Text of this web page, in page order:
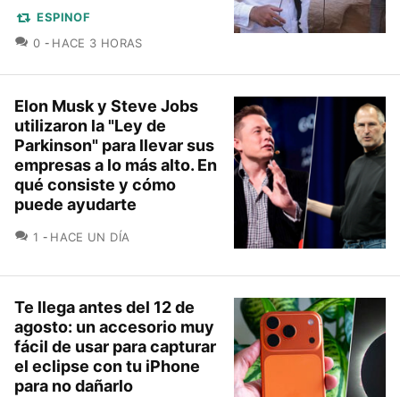
ESPINOF
0 COMENTARIOS
HACE 3 HORAS
Elon Musk y Steve Jobs
utilizaron la "Ley de
Parkinson" para llevar sus
empresas a lo más alto. En
qué consiste y cómo
puede ayudarte
1 COMENTARIOS
HACE UN DÍA
Te llega antes del 12 de
agosto: un accesorio muy
fácil de usar para capturar
el eclipse con tu iPhone
para no dañarlo